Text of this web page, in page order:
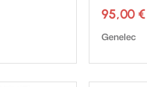
95,00 €
Genelec